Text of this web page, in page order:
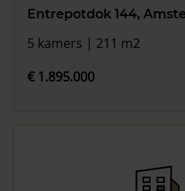
Entrepotdok 144,
5 kamers | 211 m2
€ 1.895.000